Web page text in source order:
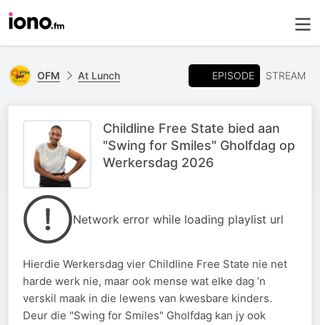
OFM At Lunch EPISODE STREAM
Childline Free State bied aan
"Swing for Smiles" Gholfdag op
Werkersdag 2026
Network error while loading playlist url
Hierdie Werkersdag vier Childline Free State nie net
harde werk nie, maar ook mense wat elke dag ’n
verskil maak in die lewens van kwesbare kinders.
Deur die "Swing for Smiles" Gholfdag kan jy ook